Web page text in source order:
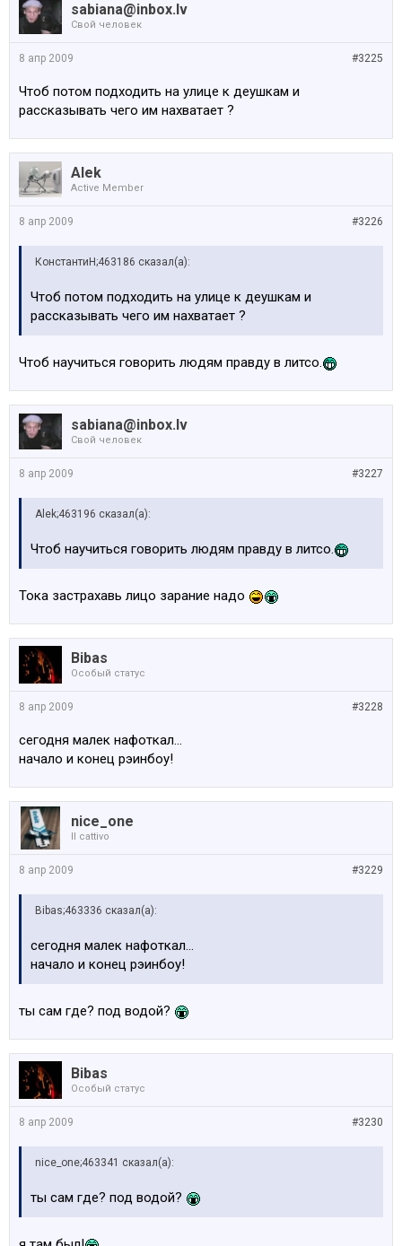
sabiana@inbox.lv
Свой человек
#3225
8 апр 2009
Чтоб потом подходить на улице к деушкам и
рассказывать чего им нахватает ?
Alek
Active Member
#3226
8 апр 2009
КонстантиН;463186 сказал(а):
Чтоб потом подходить на улице к деушкам и
рассказывать чего им нахватает ?
Чтоб научиться говорить людям правду в литсо.
sabiana@inbox.lv
Свой человек
#3227
8 апр 2009
Alek;463196 сказал(а):
Чтоб научиться говорить людям правду в литсо.
Тока застрахавь лицо зарание надо
Bibas
Особый статус
#3228
8 апр 2009
сегодня малек нафоткал...
начало и конец рэинбоу!
nice_one
Il cattivo
#3229
8 апр 2009
Bibas;463336 сказал(а):
сегодня малек нафоткал...
начало и конец рэинбоу!
ты сам где? под водой?
Bibas
Особый статус
#3230
8 апр 2009
nice_one;463341 сказал(а):
ты сам где? под водой?